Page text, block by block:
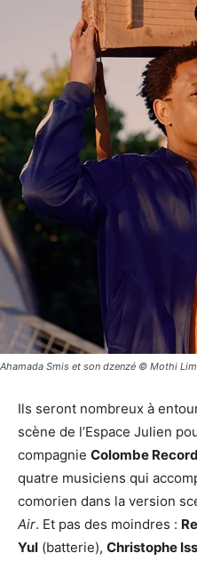
Ahamada Smis et son dzenzé © Mothi
Ils seront nombreux à
scène de l’Espace Julien
compagnie Colombe
quatre musiciens qui
comorien dans la version
Air. Et pas des moindres :
Yul (batterie), Christophe